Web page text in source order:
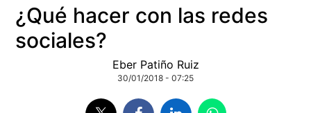
¿Qué hacer con las redes
sociales?
Eber Patiño Ruiz
30/01/2018 - 07:25